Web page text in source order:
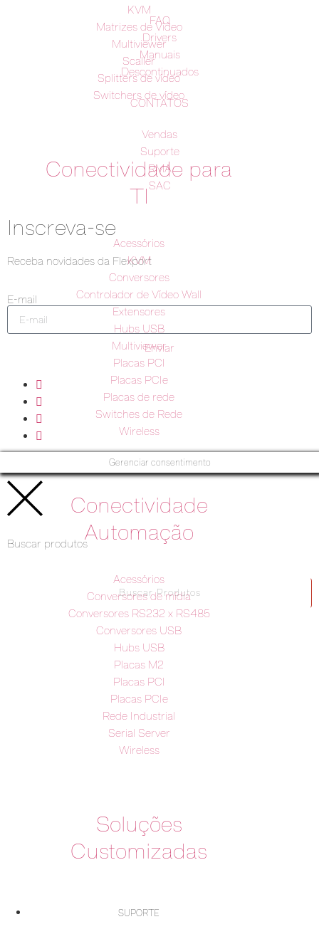
KVM
Matrizes de Vídeo
Multiviewer
Scaller
Splitters de vídeo
Switchers de vídeo
Conectividade para
TI
Acessórios
KVM
Conversores
Controlador de Vídeo Wall
Extensores
Hubs USB
Multiviewer
Placas PCI
Placas PCIe
Placas de rede
Switches de Rede
Wireless
Conectividade
Automação
Acessórios
Conversores de mídia
Conversores RS232 x RS485
Conversores USB
Hubs USB
Placas M2
Placas PCI
Placas PCIe
Rede Industrial
Serial Server
Wireless
Soluções
Customizadas
SUPORTE
FAQ
Drivers
Manuais
Descontinuados
CONTATOS
Vendas
Suporte
RMA
SAC
Inscreva-se
Receba novidades da Flexport
E-mail
Enviar
Gerenciar consentimento
Buscar produtos